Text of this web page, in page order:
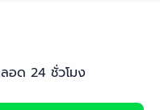
ลอด 24 ชั่วโมง